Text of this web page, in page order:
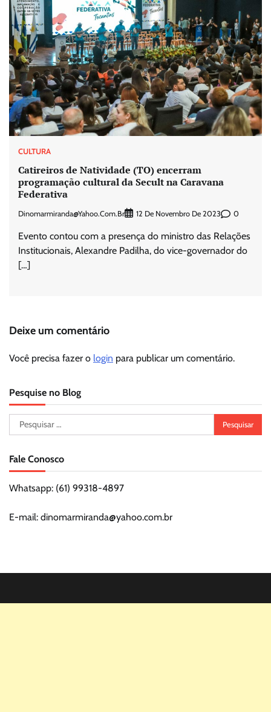
CULTURA
Catireiros de Natividade (TO) encerram
programação cultural da Secult na Caravana
Federativa
Dinomarmiranda@yahoo.com.br 12 De Novembro De 2023 0
Evento contou com a presença do ministro das Relações
Institucionais, Alexandre Padilha, do vice-governador do
[…]
Deixe um comentário
Você precisa fazer o login para publicar um comentário.
Pesquise no Blog
Pesquisar
por:
Fale Conosco
Whatsapp: (61) 99318-4897
E-mail: dinomarmiranda@yahoo.com.br